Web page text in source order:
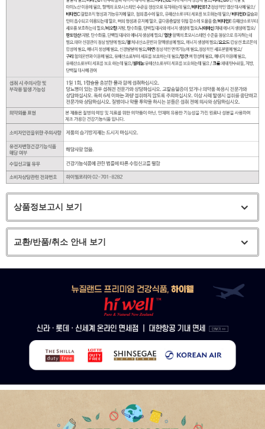
상품정보고시 보기
교환/반품/취소 안내 보기